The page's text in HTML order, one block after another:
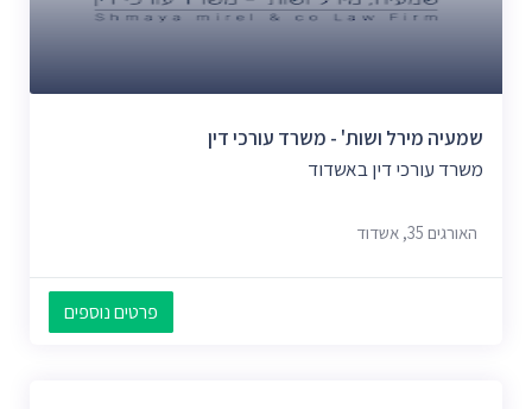
שמעיה מירל ושות' - משרד עורכי דין
משרד עורכי דין באשדוד
האורגים 35, אשדוד
פרטים נוספים